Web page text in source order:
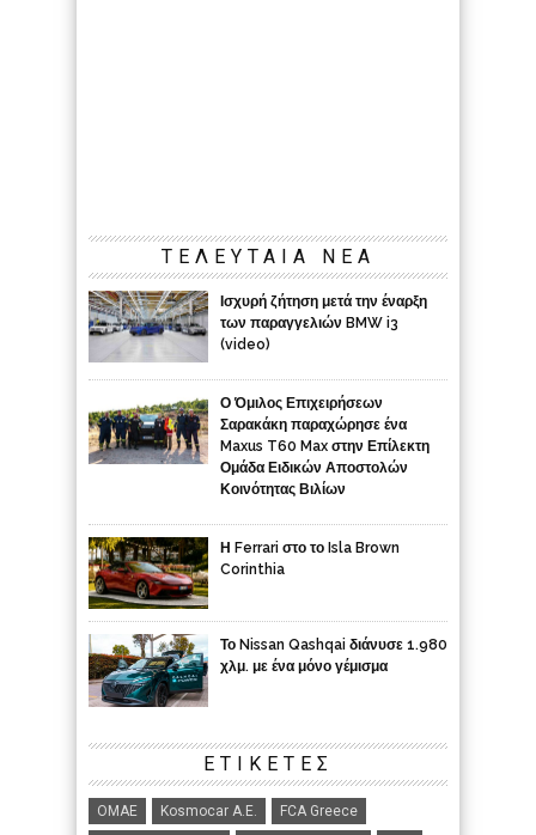
ΤΕΛΕΥΤΑΙΑ ΝΕΑ
Ισχυρή ζήτηση μετά την έναρξη
των παραγγελιών BMW i3
(video)
Ο Όμιλος Επιχειρήσεων
Σαρακάκη παραχώρησε ένα
Maxus T60 Max στην Επίλεκτη
Ομάδα Ειδικών Αποστολών
Κοινότητας Βιλίων
Η Ferrari στο το Isla Brown
Corinthia
Το Nissan Qashqai διάνυσε 1.980
χλμ. με ένα μόνο γέμισμα
ΕΤΙΚΈΤΕΣ
ΟΜΑΕ Kosmocar Α.Ε.
FCA Greece